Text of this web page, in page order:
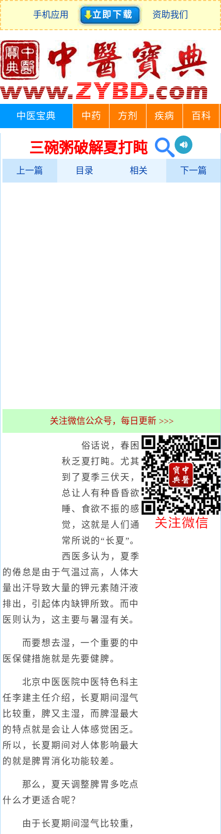
手机应用 立即下载 资助我们
中医宝典 中药 方剂 疾病 百科
三碗粥破解夏打盹
上一篇 目录 相关 下一篇
关注微信公众号，每日更新 >>>
俗话说，春困
秋乏夏打盹。尤其
到了夏季三伏天，
总让人有种昏昏欲
睡、食欲不振的感
觉，这就是人们通
常所说的“长夏”。
西医多认为，夏季
的倦怠是由于气温过高，人体大
量出汗导致大量的钾元素随汗液
排出，引起体内缺钾所致。而中
医则认为，这主要与暑湿有关。
而要想去湿，一个重要的中
医保健措施就是先要健脾。
北京中医医院中医特色科主
任李建主任介绍，长夏期间湿气
比较重，脾又主湿，而脾湿最大
的特点就是会让人体感觉困乏。
所以，长夏期间对人体影响最大
的就是脾胃消化功能较差。
那么，夏天调整脾胃多吃点
什么才更适合呢？
由于长夏期间湿气比较重，